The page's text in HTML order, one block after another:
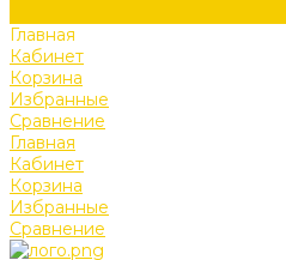
Главная
Кабинет
Корзина
Избранные
Сравнение
Главная
Кабинет
Корзина
Избранные
Сравнение